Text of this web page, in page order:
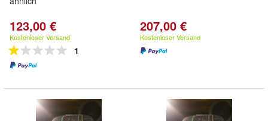
123,00 €
Kostenloser Versand
1
207,00 €
Kostenloser Versand